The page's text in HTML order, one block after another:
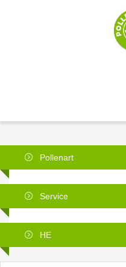
Pollenart
Service
HE